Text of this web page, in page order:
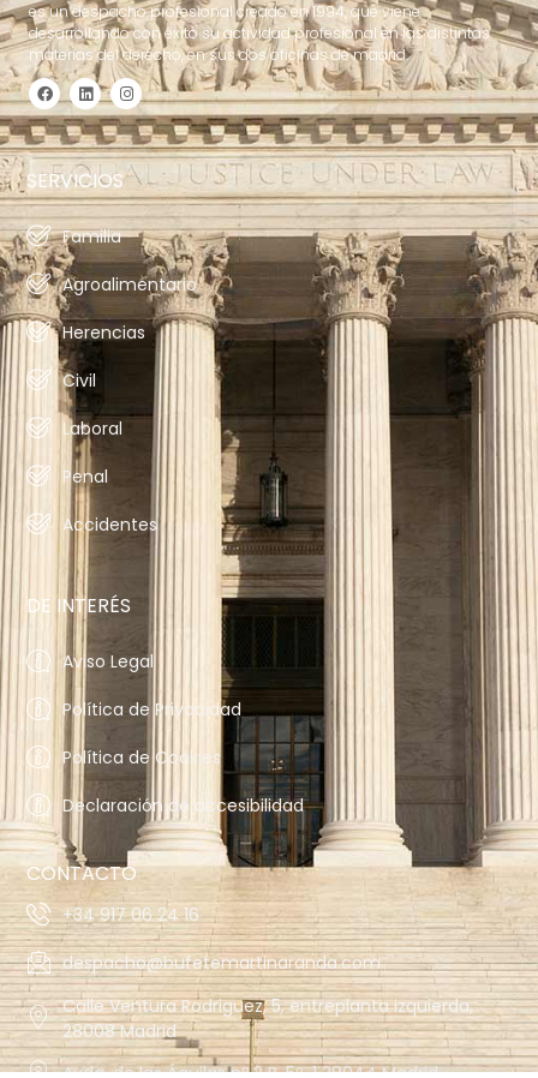
es un despacho profesional creado en 1994, que viene
desarrollando con éxito su actividad profesional en las distintas
materias del derecho, en sus dos oficinas de madrid.
SERVICIOS
Familia
Agroalimentario
Herencias
Civil
Laboral
Penal
Accidentes
DE INTERÉS
Aviso Legal
Política de Privacidad
Política de Cookies
Declaración de accesibilidad
CONTACTO
+34 917 06 24 16
despacho@bufetemartinaranda.com
Calle Ventura Rodriguez, 5, entreplanta izquierda,
28008 Madrid